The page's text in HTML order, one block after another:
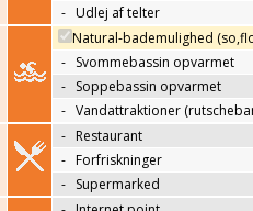
- Udlej af telter
Natural-bademulighed
- Svommebassin opvarmet
- Soppebassin opvarmet
- Vandattraktioner
- Restaurant
- Forfriskninger
- Supermarked